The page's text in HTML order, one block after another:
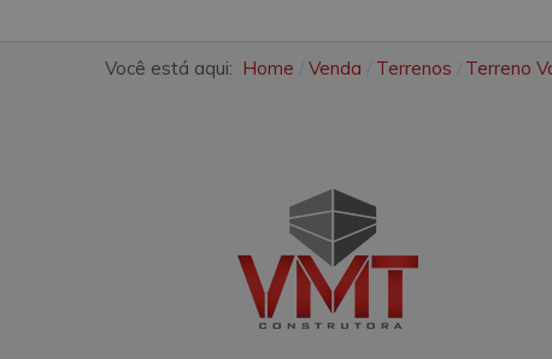
Você está aqui: Home Venda Terrenos Terreno